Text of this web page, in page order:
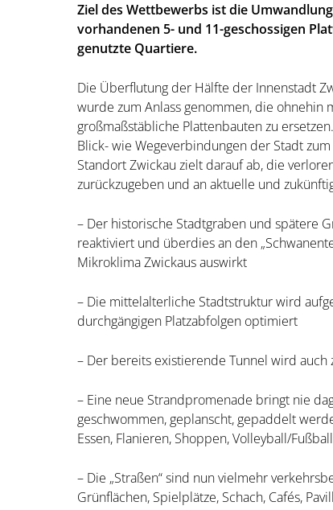
Ziel des Wettbewerbs ist die
vorhandenen 5- und 11-geschossigen
genutzte Quartiere.
Die Überflutung der Hälfte der Innenstadt
wurde zum Anlass genommen, die ohnehin
großmaßstäbliche Plattenbauten zu
Blick- wie Wegeverbindungen der Stadt
Standort Zwickau zielt darauf ab, die
zurückzugeben und an aktuelle und
– Der historische Stadtgraben und spätere
reaktiviert und überdies an den
Mikroklima Zwickaus auswirkt
– Die mittelalterliche Stadtstruktur wird
durchgängigen Platzabfolgen optimiert
– Der bereits existierende Tunnel wird
– Eine neue Strandpromenade bringt nie
geschwommen, geplanscht, gepaddelt
Essen, Flanieren, Shoppen, Volleyball/
– Die „Straßen“ sind nun vielmehr
Grünflächen, Spielplätze, Schach, Cafés,